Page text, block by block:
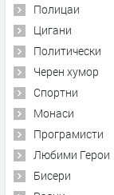
Полицаи
Цигани
Политически
Черен хумор
Спортни
Монаси
Програмисти
Любими Герои
Бисери